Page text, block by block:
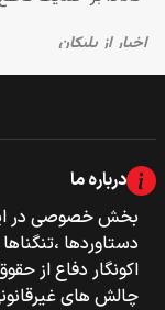
درباره ما
بخش خصوصی‌‌ در
دستاوردها
اکونگار دفاع از
چالش های